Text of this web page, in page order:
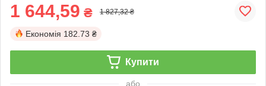
1 644,59 ₴ 1 827,32 ₴
Економія 182.73 ₴
Купити
або